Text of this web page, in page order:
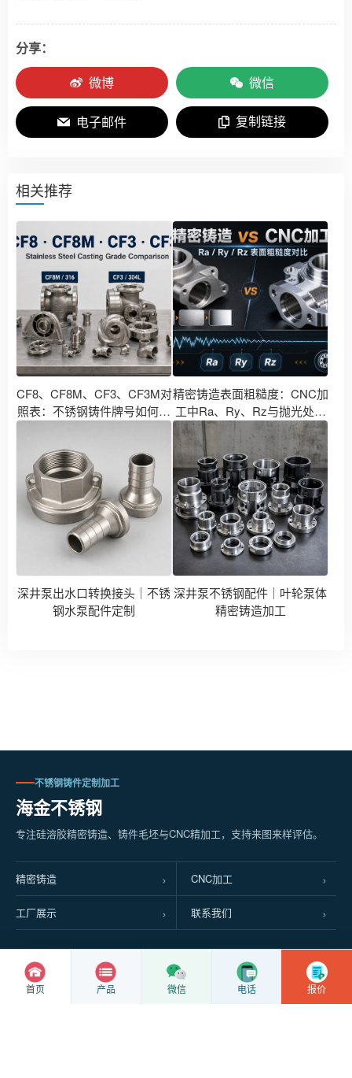
分享：
微博
微信
电子邮件 复制链接
相关推荐
CF8、CF8M、CF3、CF3M对
照表：不锈钢铸件牌号如何对
精密铸造表面粗糙度：CNC加
工中Ra、Ry、Rz与抛光处理
深井泵出水口转换接头｜不锈
钢水泵配件定制
深井泵不锈钢配件｜叶轮泵体
精密铸造加工
不锈钢铸件定制加工
海金不锈钢
专注硅溶胶精密铸造、铸件毛坯与CNC精加工，支持来图来样评估。
精密铸造 CNC加工
工厂展示 联系我们
© Copyright
2026 兴化市海金不锈钢制品厂
苏ICP备2022016063号
苏公网安备32128102010337号
首页 产品 电话
微信 报价